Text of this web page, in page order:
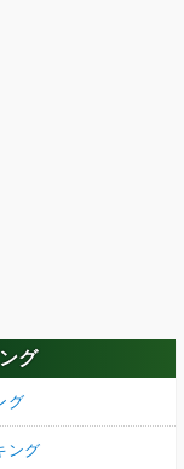
グ
グ
ング